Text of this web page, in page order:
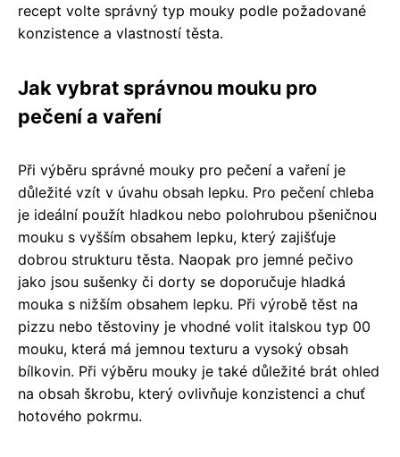
recept volte správný typ mouky podle požadované
konzistence a vlastností těsta.
Jak vybrat správnou mouku pro
pečení a vaření
Při výběru správné mouky pro pečení a vaření je
důležité vzít v úvahu obsah lepku. Pro pečení chleba
je ideální použít hladkou nebo polohrubou pšeničnou
mouku s vyšším obsahem lepku, který zajišťuje
dobrou strukturu těsta. Naopak pro jemné pečivo
jako jsou sušenky či dorty se doporučuje hladká
mouka s nižším obsahem lepku. Při výrobě těst na
pizzu nebo těstoviny je vhodné volit italskou typ 00
mouku, která má jemnou texturu a vysoký obsah
bílkovin. Při výběru mouky je také důležité brát ohled
na obsah škrobu, který ovlivňuje konzistenci a chuť
hotového pokrmu.